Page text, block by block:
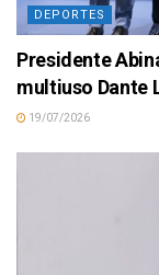
DEPORTES
Presidente
multiuso Dante
19/07/2026